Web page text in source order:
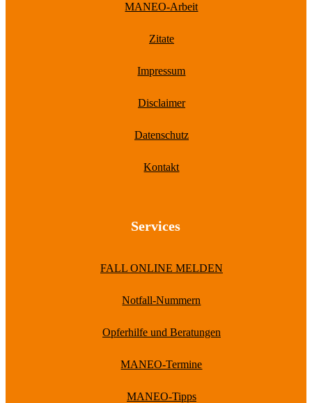
MANEO-Arbeit
Zitate
Impressum
Disclaimer
Datenschutz
Kontakt
Services
FALL ONLINE MELDEN
Notfall-Nummern
Opferhilfe und Beratungen
MANEO-Termine
MANEO-Tipps